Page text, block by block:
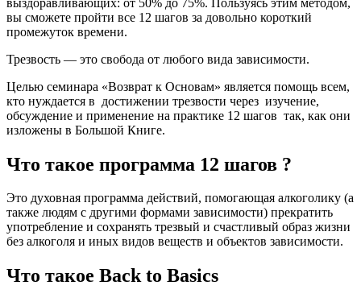
вы сможете пройти все 12 шагов за довольно короткий
промежуток времени.
Трезвость — это свобода от любого вида зависимости.
Целью семинара «Возврат к Основам» является помощь всем,
кто нуждается в достижении трезвости через изучение,
обсуждение и применение на практике 12 шагов так, как они
изложены в Большой Книге.
Что такое программа 12 шагов ?
Это духовная программа действий, помогающая алкоголику (а
также людям с другими формами зависимости) прекратить
употребление и сохранять трезвый и счастливый образ жизни
без алкоголя и иных видов веществ и объектов зависимости.
Что такое Back to Basics